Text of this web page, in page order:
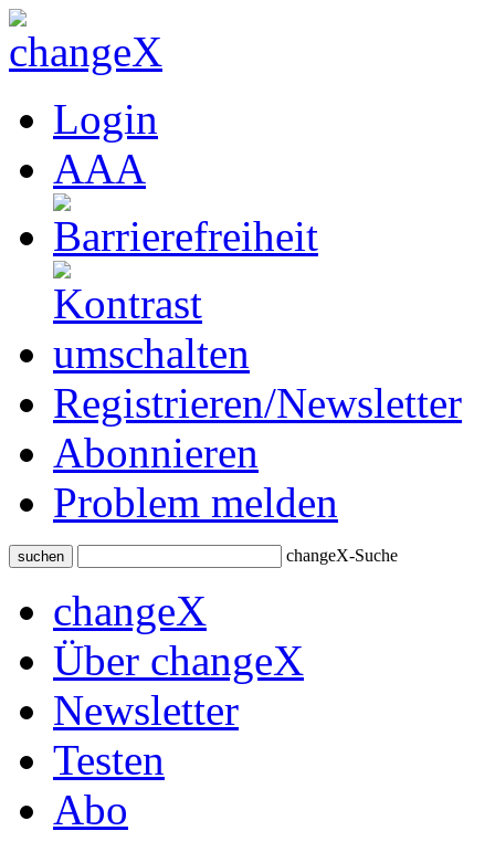
Login
AAA
Registrieren/Newsletter
Abonnieren
Problem melden
suchen changeX-Suche
changeX
Über changeX
Newsletter
Testen
Abo